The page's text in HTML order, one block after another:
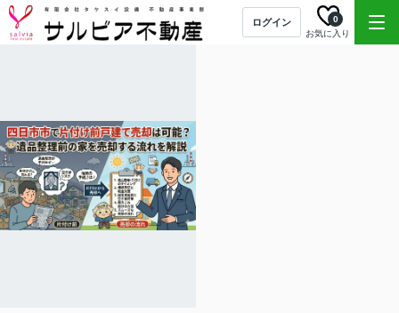
ログイン
お気に入り
0